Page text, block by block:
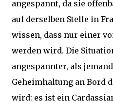
angespannt, da sie
auf derselben Stelle in
wissen, dass nur einer
werden wird. Die
angespannter, als
Geheimhaltung an Bord
wird: es ist ein